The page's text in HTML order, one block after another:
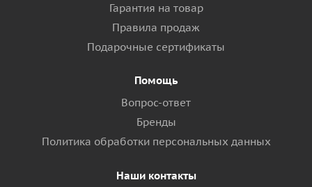
Гарантия на товар
Правила продаж
Подарочные сертификаты
Помощь
Вопрос-ответ
Бренды
Политика обработки персональных данных
Наши контакты